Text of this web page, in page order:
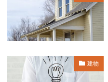
建物